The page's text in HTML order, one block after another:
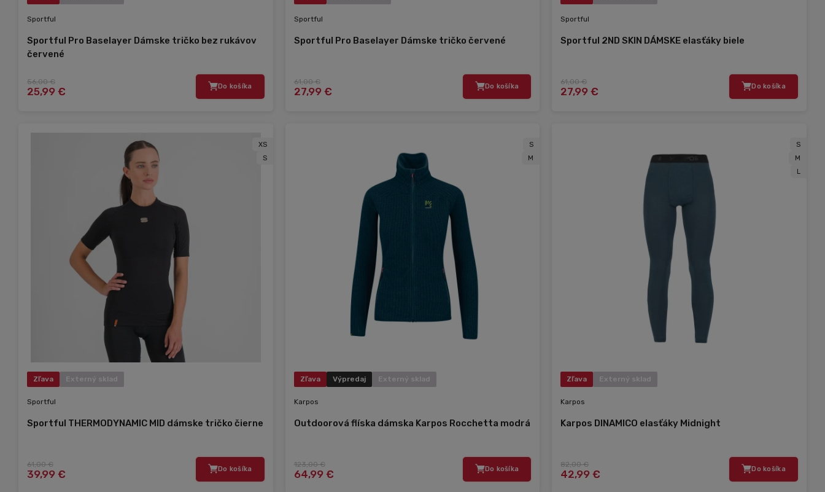
Sportful
Sportful Pro Baselayer Dámske tričko bez rukávov
červené
56,00 €
25,99 € Do košíka
Sportful
Sportful Pro Baselayer Dámske tričko červené
61,00 €
27,99 € Do košíka
Sportful
Sportful 2ND SKIN DÁMSKE elasťáky biele
61,00 €
27,99 € Do košíka
XS
S
Zľava Externý sklad
Sportful
Sportful THERMODYNAMIC MID dámske tričko čierne
61,00 €
39,99 € Do košíka
S
M
Zľava Výpredaj Externý sklad
Karpos
Outdoorová flíska dámska Karpos Rocchetta modrá
123,00 €
64,99 € Do košíka
S
M
L
Zľava Externý sklad
Karpos
Karpos DINAMICO elasťáky Midnight
82,00 €
42,99 € Do košíka